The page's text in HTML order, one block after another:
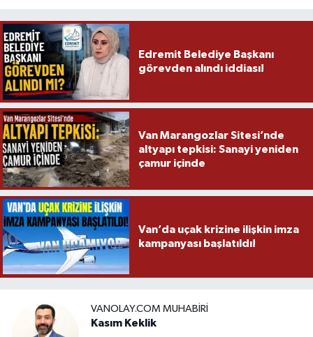
Edremit Belediye Başkanı
görevden alındı iddiası!
Van Marangozlar Sitesi’nde
altyapı tepkisi: Sanayi yeniden
çamur içinde
Van’da uçak krizine ilişkin imza
kampanyası başlatıldı!
VANOLAY.COM MUHABIRI
Kasım Keklik